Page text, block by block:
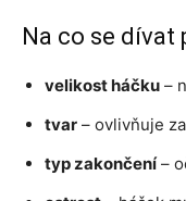
Na co se dívat
velikost háčku –
tvar – ovlivňuje
typ zakončení–